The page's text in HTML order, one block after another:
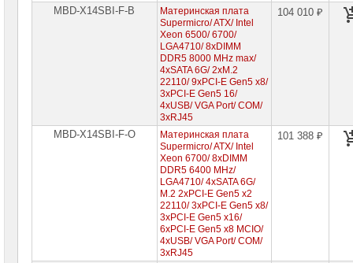
MBD-X14SBI-F-B
Материнская плата
Supermicro/ ATX/ Intel
Xeon 6500/ 6700/
LGA4710/ 8xDIMM
DDR5 8000 MHz max/
4xSATA 6G/ 2xM.2
22110/ 9xPCI-E Gen5 x8/
3xPCI-E Gen5 16/
4xUSB/ VGA Port/ COM/
3xRJ45
104 010 ₽
MBD-X14SBI-F-O
Материнская плата
Supermicro/ ATX/ Intel
Xeon 6700/ 8xDIMM
DDR5 6400 MHz/
LGA4710/ 4xSATA 6G/
M.2 2xPCI-E Gen5 x2
22110/ 3xPCI-E Gen5 x8/
3xPCI-E Gen5 x16/
6xPCI-E Gen5 x8 MCIO/
4xUSB/ VGA Port/ COM/
3xRJ45
101 388 ₽